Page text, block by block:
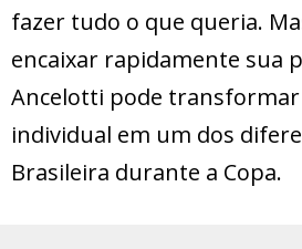
fazer tudo o que queria.
encaixar rapidamente sua
Ancelotti pode
individual em um dos
Brasileira durante a Copa.